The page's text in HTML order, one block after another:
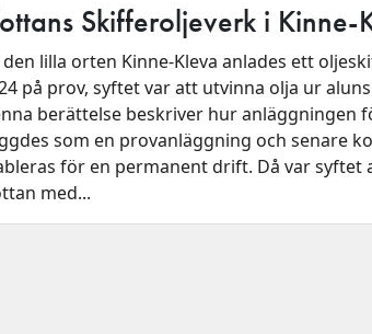
Skifferoljeverk i Kinne-
den lilla orten Kinne-Kleva anlades ett
på prov, syftet var att utvinna olja ur
berättelse beskriver hur anläggningen
som en provanläggning och senare
för en permanent drift. Då var syftet
med...